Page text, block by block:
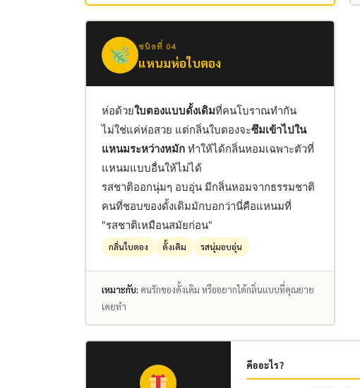
ชนิดที่ 04
แหนมห่อใบตอง
ห่อด้วยใบตองแบบดั้งเดิมที่คนโบราณทำกัน
ไม่ใช่แค่ห่อสวย แต่กลิ่นใบตองจะซึมเข้าไปใน
แหนมระหว่างหมักทำให้ได้กลิ่นหอมเฉพาะตัวที่
แหนมแบบอื่นให้ไม่ได้
รสชาติออกนุ่มๆ อบอุ่น มีกลิ่นหอมจากธรรมชาติ
คนที่ชอบของดั้งเดิมมักบอกว่านี่คือแหนมที่
"รสชาติเหมือนสมัยก่อน"
กลิ่นใบตอง ดั้งเดิม รสนุ่มอบอุ่น
เหมาะกับ: คนรักของดั้งเดิม หรืออยากได้กลิ่นแบบที่คุณยาย
เคยทำ
คืออะไร?